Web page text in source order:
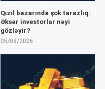
Qızıl bazarında şok tarazlıq:
Əksər investorlar nəyi
gözləyir?
05/08/2026